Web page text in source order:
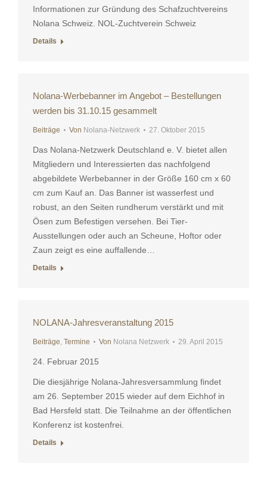
Informationen zur Gründung des Schafzuchtvereins
Nolana Schweiz. NOL-Zuchtverein Schweiz
Details
Nolana-Werbebanner im Angebot – Bestellungen
werden bis 31.10.15 gesammelt
Beiträge Von Nolana-Netzwerk 27. Oktober 2015
Das Nolana-Netzwerk Deutschland e. V. bietet allen
Mitgliedern und Interessierten das nachfolgend
abgebildete Werbebanner in der Größe 160 cm x 60
cm zum Kauf an. Das Banner ist wasserfest und
robust, an den Seiten rundherum verstärkt und mit
Ösen zum Befestigen versehen. Bei Tier-
Ausstellungen oder auch an Scheune, Hoftor oder
Zaun zeigt es eine auffallende…
Details
NOLANA-Jahresveranstaltung 2015
Beiträge Termine Von Nolana Netzwerk 29. April 2015
24. Februar 2015
Die diesjährige Nolana-Jahresversammlung findet
am 26. September 2015 wieder auf dem Eichhof in
Bad Hersfeld statt. Die Teilnahme an der öffentlichen
Konferenz ist kostenfrei.
Details